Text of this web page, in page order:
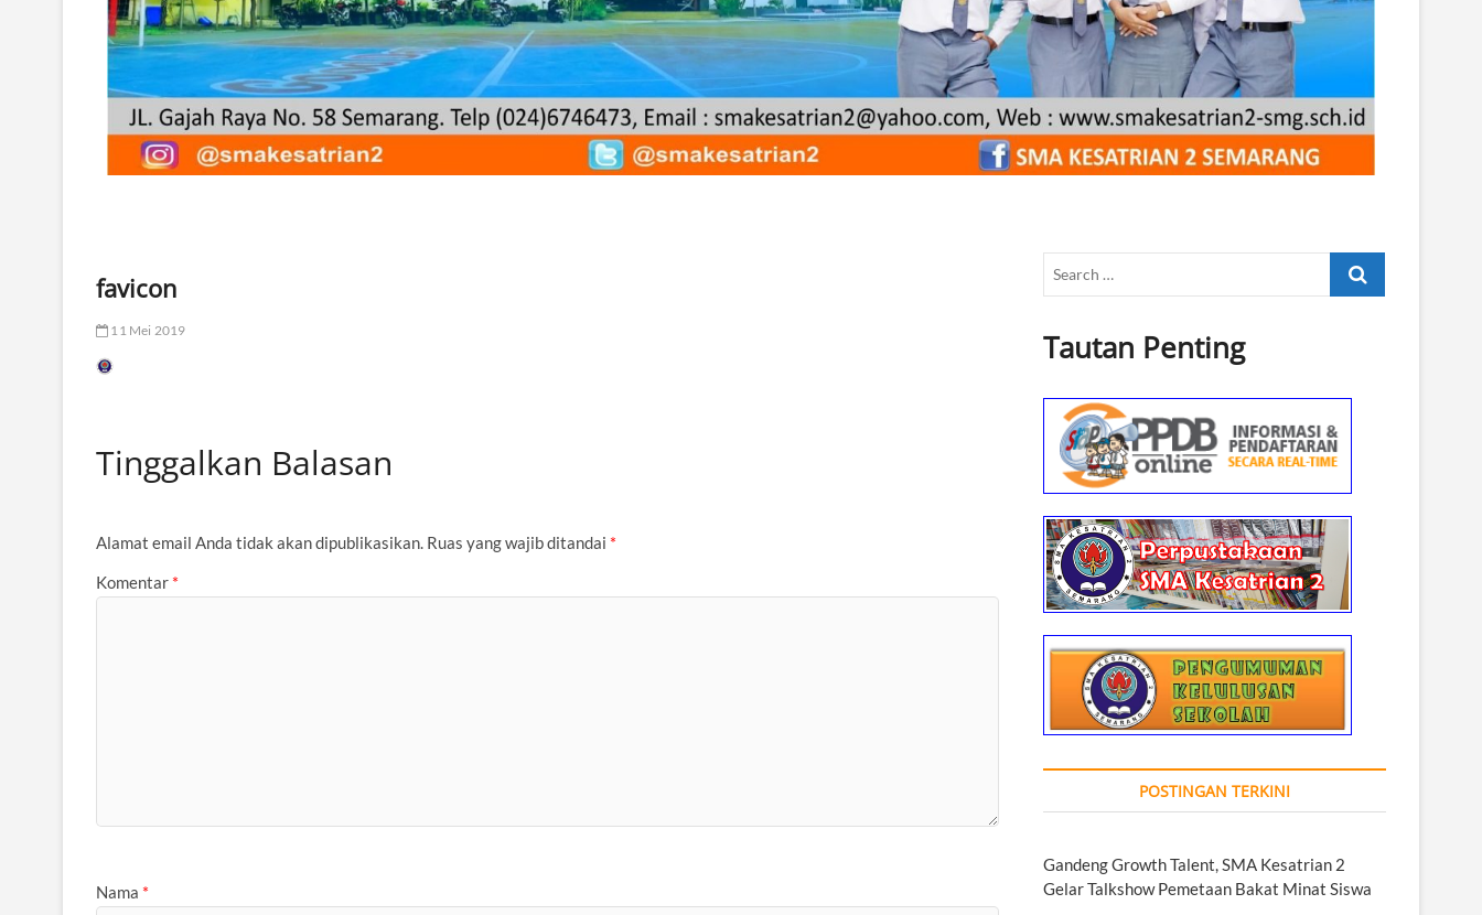
favicon
11 Mei 2019
Tinggalkan Balasan
Alamat email Anda tidak akan dipublikasikan. Ruas yang wajib ditandai *
Komentar *
Nama *
Search
Tautan Penting
POSTINGAN TERKINI
Gandeng Growth Talent, SMA Kesatrian 2
Gelar Talkshow Pemetaan Bakat Minat Siswa